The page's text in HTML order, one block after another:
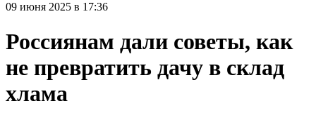
09 июня 2025 в 17:36
Россиянам дали советы, как
не превратить дачу в склад
хлама